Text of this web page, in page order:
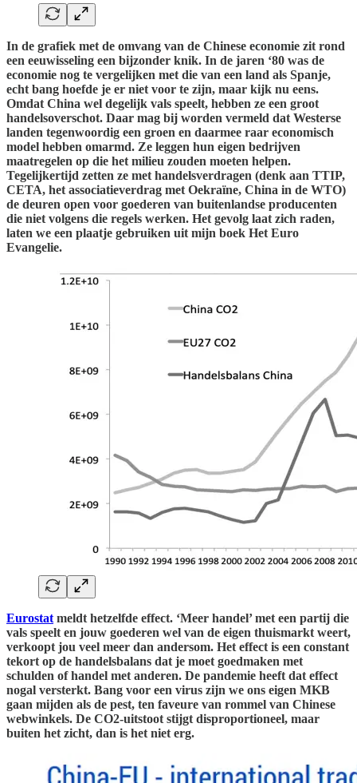
In de grafiek met de omvang van de Chinese economie zit rond
een eeuwisseling een bijzonder knik. In de jaren ‘80 was de
economie nog te vergelijken met die van een land als Spanje,
echt bang hoefde je er niet voor te zijn, maar kijk nu eens.
Omdat China wel degelijk vals speelt, hebben ze een groot
handelsoverschot. Daar mag bij worden vermeld dat Westerse
landen tegenwoordig een groen en daarmee raar economisch
model hebben omarmd. Ze leggen hun eigen bedrijven
maatregelen op die het milieu zouden moeten helpen.
Tegelijkertijd zetten ze met handelsverdragen (denk aan TTIP,
CETA, het associatieverdrag met Oekraïne, China in de WTO)
de deuren open voor goederen van buitenlandse producenten
die niet volgens die regels werken. Het gevolg laat zich raden,
laten we een plaatje gebruiken uit mijn boek Het Euro
Evangelie.
Eurostat meldt hetzelfde effect. ‘Meer handel’ met een partij die
vals speelt en jouw goederen wel van de eigen thuismarkt weert,
verkoopt jou veel meer dan andersom. Het effect is een constant
tekort op de handelsbalans dat je moet goedmaken met
schulden of handel met anderen. De pandemie heeft dat effect
nogal versterkt. Bang voor een virus zijn we ons eigen MKB
gaan mijden als de pest, ten faveure van rommel van Chinese
webwinkels. De CO2-uitstoot stijgt disproportioneel, maar
buiten het zicht, dan is het niet erg.